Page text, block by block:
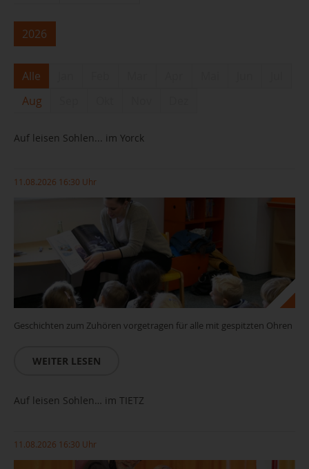
2026
Alle
Aug
Auf leisen Sohlen... im Yorck
11.08.2026 16:30 Uhr
Geschichten zum Zuhören vorgetragen für alle mit gespitzten Ohren
WEITER LESEN
Auf leisen Sohlen… im TIETZ
11.08.2026 16:30 Uhr